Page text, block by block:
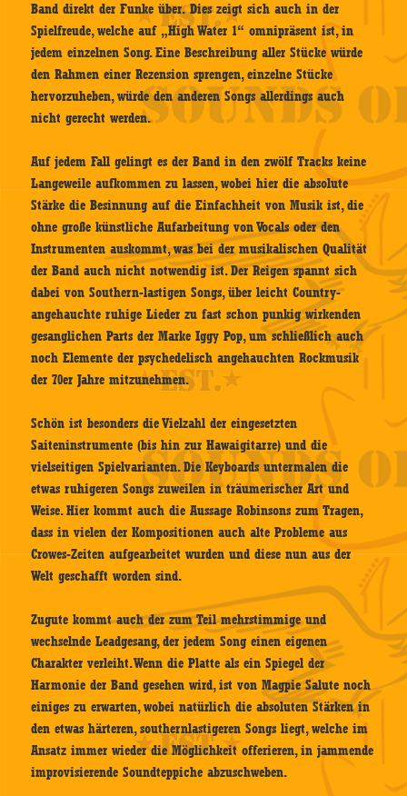
Band direkt der Funke über. Dies zeigt sich auch in der
Spielfreude, welche auf „High Water 1“ omnipräsent ist, in
jedem einzelnen Song. Eine Beschreibung aller Stücke würde
den Rahmen einer Rezension sprengen, einzelne Stücke
hervorzuheben, würde den anderen Songs allerdings auch
nicht gerecht werden.
Auf jedem Fall gelingt es der Band in den zwölf Tracks keine
Langeweile aufkommen zu lassen, wobei hier die absolute
Stärke die Besinnung auf die Einfachheit von Musik ist, die
ohne große künstliche Aufarbeitung von Vocals oder den
Instrumenten auskommt, was bei der musikalischen Qualität
der Band auch nicht notwendig ist. Der Reigen spannt sich
dabei von Southern-lastigen Songs, über leicht Country-
angehauchte ruhige Lieder zu fast schon punkig wirkenden
gesanglichen Parts der Marke Iggy Pop, um schließlich auch
noch Elemente der psychedelisch angehauchten Rockmusik
der 70er Jahre mitzunehmen.
Schön ist besonders die Vielzahl der eingesetzten
Saiteninstrumente (bis hin zur Hawaigitarre) und die
vielseitigen Spielvarianten. Die Keyboards untermalen die
etwas ruhigeren Songs zuweilen in träumerischer Art und
Weise. Hier kommt auch die Aussage Robinsons zum Tragen,
dass in vielen der Kompositionen auch alte Probleme aus
Crowes-Zeiten aufgearbeitet wurden und diese nun aus der
Welt geschafft worden sind.
Zugute kommt auch der zum Teil mehrstimmige und
wechselnde Leadgesang, der jedem Song einen eigenen
Charakter verleiht. Wenn die Platte als ein Spiegel der
Harmonie der Band gesehen wird, ist von Magpie Salute noch
einiges zu erwarten, wobei natürlich die absoluten Stärken in
den etwas härteren, southernlastigeren Songs liegt, welche im
Ansatz immer wieder die Möglichkeit offerieren, in jammende
improvisierende Soundteppiche abzuschweben.